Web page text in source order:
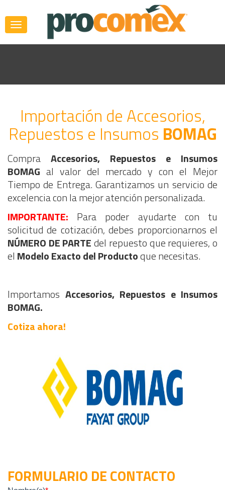
Importación de Accesorios,
Repuestos e Insumos BOMAG
Compra Accesorios, Repuestos e Insumos
BOMAG al valor del mercado y con el Mejor
Tiempo de Entrega. Garantizamos un servicio de
excelencia con la mejor atención personalizada.
IMPORTANTE: Para poder ayudarte con tu
solicitud de cotización, debes proporcionarnos el
NÚMERO DE PARTEdel repuesto que requieres, o
el Modelo Exacto del Productoque necesitas.
Importamos Accesorios, Repuestos e Insumos
BOMAG.
Cotiza ahora!
FORMULARIO DE CONTACTO